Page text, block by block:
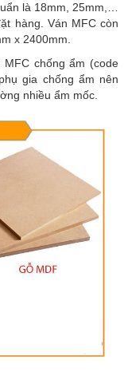
là 18mm, 25mm,…
hàng. Ván MFC còn
x 2400mm.
chống ẩm (code
gia chống ẩm nên
nhiều ẩm mốc.